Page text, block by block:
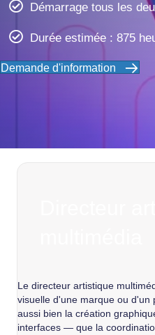
Démarrage tous les
Durée estimée : 875
Demande d'information
Le directeur artistique
visuelle d'une marque ou
aussi bien la création
interfaces — que la